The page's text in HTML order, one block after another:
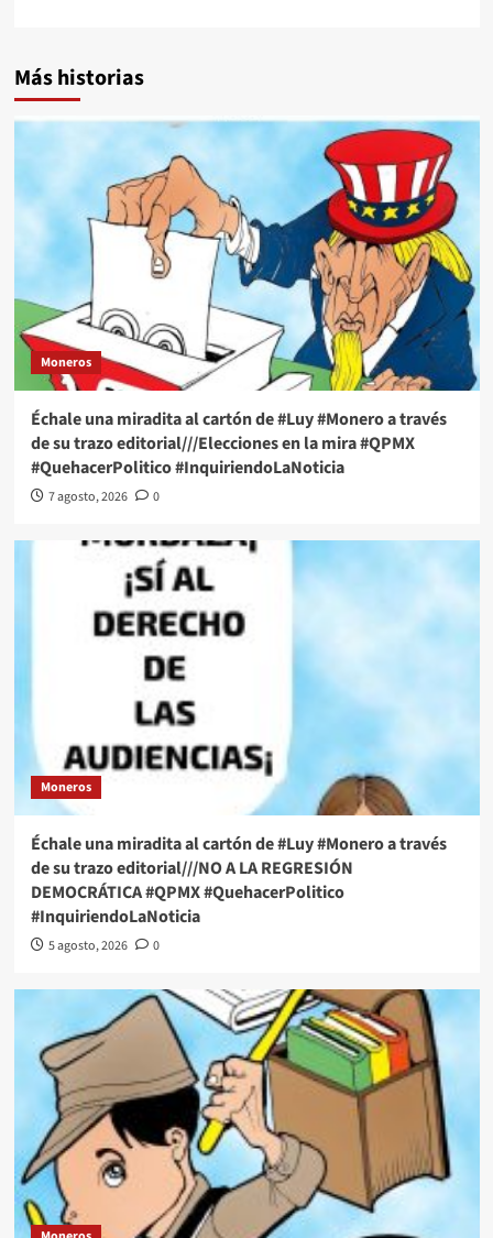
Más historias
Moneros
Échale una miradita al cartón de #Luy #Monero a través
de su trazo editorial///Elecciones en la mira #QPMX
#QuehacerPolitico #InquiriendoLaNoticia
7 agosto, 2026 0
Moneros
Échale una miradita al cartón de #Luy #Monero a través
de su trazo editorial///NO A LA REGRESIÓN
DEMOCRÁTICA #QPMX #QuehacerPolitico
#InquiriendoLaNoticia
5 agosto, 2026 0